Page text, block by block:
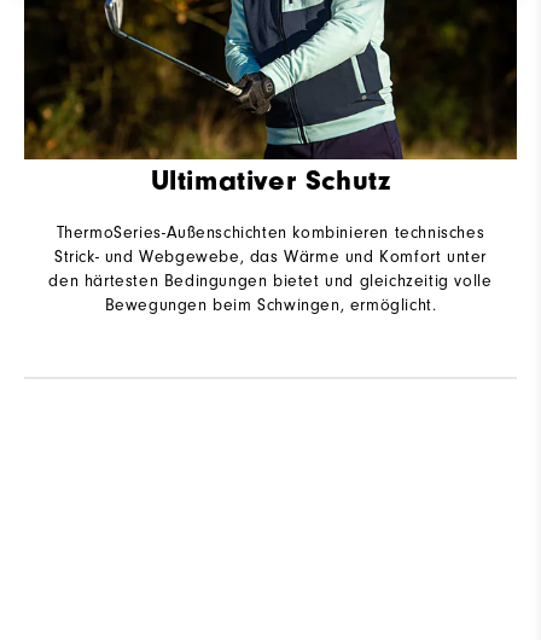
Ultimativer Schutz
ThermoSeries-Außenschichten kombinieren technisches
Strick- und Webgewebe, das Wärme und Komfort unter
den härtesten Bedingungen bietet und gleichzeitig volle
Bewegungen beim Schwingen, ermöglicht.